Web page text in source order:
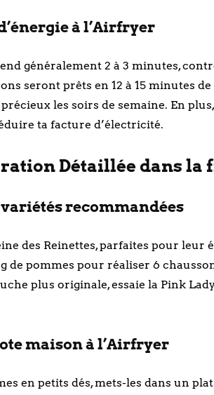
à l’Airfryer
généralement 2 à 3 minutes,
seront prêts en 12 à 15 minutes de
les soirs de semaine. En
ta facture d’électricité.
Détaillée dans la
recommandées
des Reinettes, parfaites pour
de pommes pour réaliser 6
plus originale, essaie la Pink
maison à l’Airfryer
en petits dés, mets-les dans un